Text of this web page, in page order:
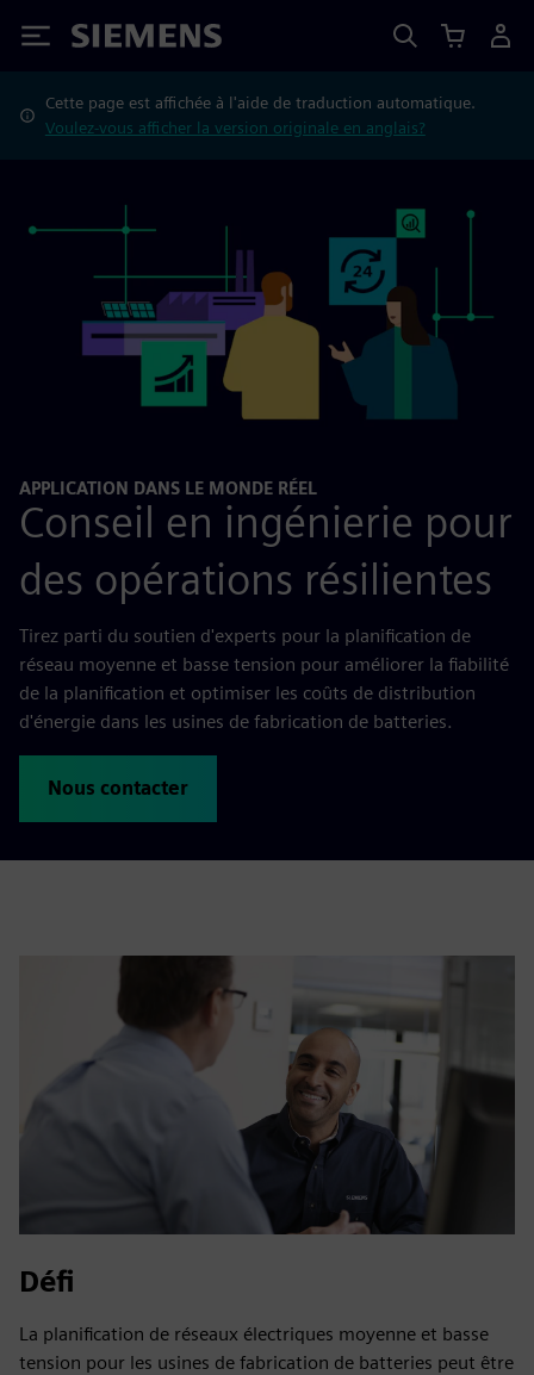
Siemens
Cette page est affichée à l'aide de traduction automatique.
Voulez-vous afficher la version originale en anglais?
APPLICATION DANS LE MONDE RÉEL
Conseil en ingénierie pour
des opérations résilientes
Tirez parti du soutien d'experts pour la planification de
réseau moyenne et basse tension pour améliorer la fiabilité
de la planification et optimiser les coûts de distribution
d'énergie dans les usines de fabrication de batteries.
Nous contacter
Défi
La planification de réseaux électriques moyenne et basse
tension pour les usines de fabrication de batteries peut être